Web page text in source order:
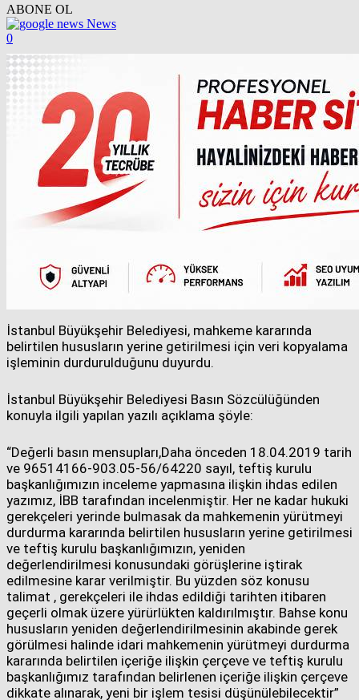
ABONE OL
News
0
İstanbul Büyükşehir Belediyesi, mahkeme kararında
belirtilen hususların yerine getirilmesi için veri kopyalama
işleminin durdurulduğunu duyurdu.
İstanbul Büyükşehir Belediyesi Basın Sözcülüğünden
konuyla ilgili yapılan yazılı açıklama şöyle:
“Değerli basın mensupları,Daha önceden 18.04.2019 tarih
ve 96514166-903.05-56/64220 sayıl, teftiş kurulu
başkanlığımızın inceleme yapmasına ilişkin ihdas edilen
yazımız, İBB tarafından incelenmiştir. Her ne kadar hukuki
gerekçeleri yerinde bulmasak da mahkemenin yürütmeyi
durdurma kararında belirtilen hususların yerine getirilmesi
ve teftiş kurulu başkanlığımızın, yeniden
değerlendirilmesi konusundaki görüşlerine iştirak
edilmesine karar verilmiştir. Bu yüzden söz konusu
talimat , gerekçeleri ile ihdas edildiği tarihten itibaren
geçerli olmak üzere yürürlükten kaldırılmıştır. Bahse konu
hususların yeniden değerlendirilmesinin akabinde gerek
görülmesi halinde idari mahkemenin yürütmeyi durdurma
kararında belirtilen içeriğe ilişkin çerçeve ve teftiş kurulu
başkanlığımız tarafından belirlenen içeriğe ilişkin çerçeve
dikkate alınarak, yeni bir işlem tesisi düşünülebilecektir”